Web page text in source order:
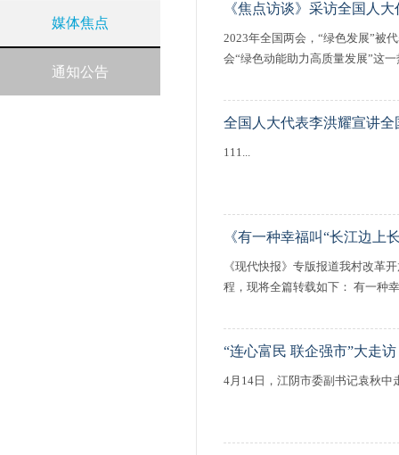
媒体焦点
通知公告
《焦点访谈》采访全国人
2023年全国两会，“绿色发展”被
会“绿色动能助力高质量发展”这
全国人大代表李洪耀宣讲全
111...
《有一种幸福叫“长江边上
《现代快报》专版报道我村改革
程，现将全篇转载如下： 有一种
“连心富民 联企强市”大走访
4月14日，江阴市委副书记袁秋中